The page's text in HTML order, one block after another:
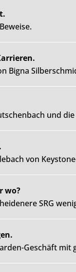
Bigna
und
von
wo?
SRG
Geschäft